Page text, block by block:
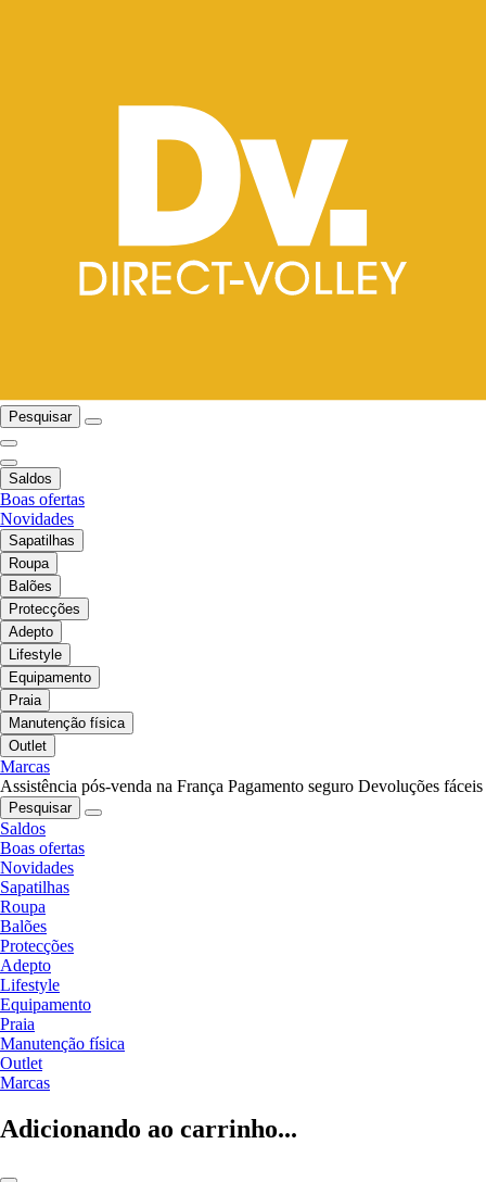
Pesquisar
Saldos
Boas ofertas
Novidades
Sapatilhas
Roupa
Balões
Protecções
Adepto
Lifestyle
Equipamento
Praia
Manutenção física
Outlet
Marcas
Assistência pós-venda na França Pagamento seguro Devoluções fáceis
Pesquisar
Saldos
Boas ofertas
Novidades
Sapatilhas
Roupa
Balões
Protecções
Adepto
Lifestyle
Equipamento
Praia
Manutenção física
Outlet
Marcas
Adicionando ao carrinho...